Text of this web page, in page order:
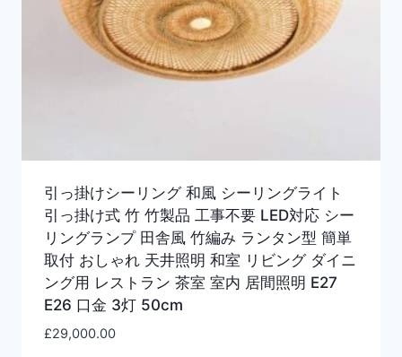
引っ掛けシーリング 和風 シーリングライト
引っ掛け式 竹 竹製品 工事不要 LED対応 シー
リングランプ 田舎風 竹編み ランタン型 簡単
取付 おしゃれ 天井照明 和室 リビング ダイニ
ング用 レストラン 茶室 室内 居間照明 E27
E26 口金 3灯 50cm
£29,000.00